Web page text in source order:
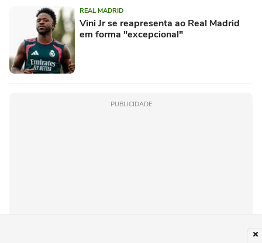
REAL MADRID
Vini Jr se reapresenta ao Real Madrid
em forma "excepcional"
PUBLICIDADE